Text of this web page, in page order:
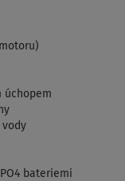
úchopem
vody
bateriemi